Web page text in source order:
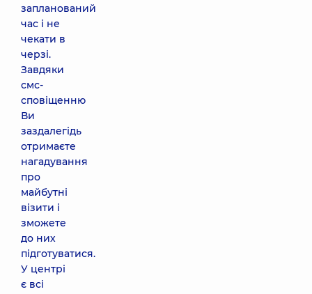
запланований
час і не
чекати в
черзі.
Завдяки
смс-
сповіщенню
Ви
заздалегідь
отримаєте
нагадування
про
майбутні
візити і
зможете
до них
підготуватися.
У центрі
є всі